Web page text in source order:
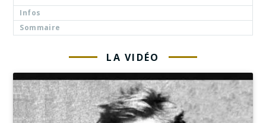
Infos
Sommaire
LA VIDÉO